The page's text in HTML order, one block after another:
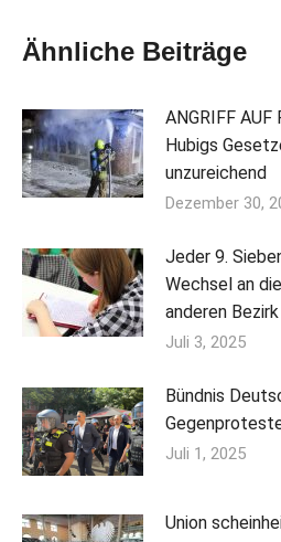
Ähnliche Beiträge
ANGRIFF AUF
Hubigs
unzureichend
Dezember 30,
Jeder 9.
Wechsel an
anderen Bezirk
Juli 3, 2025
Bündnis
Juli 1, 2025
Union